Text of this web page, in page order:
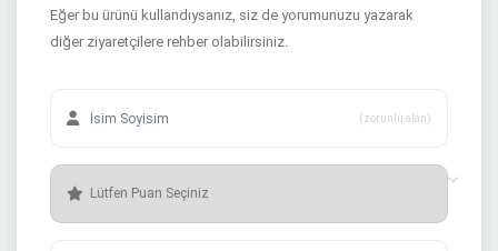
Eğer bu ürünü kullandıysanız, siz de yorumunuzu yazarak
diğer ziyaretçilere rehber olabilirsiniz.
(zorunlu alan)